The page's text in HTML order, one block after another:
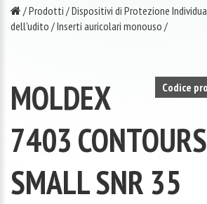
/Prodotti /Dispositivi di Protezione
dell'udito /Inserti auricolari monouso /
Codice
MOLDEX
7403
SMALL SNR 35